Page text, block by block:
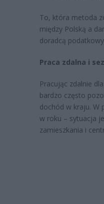
To, która metoda
między Polską a
doradcą
Praca zdalna i
Pracując zdalnie
bardzo często
dochód w kraju. W
w roku – sytuacja
zamieszkania i